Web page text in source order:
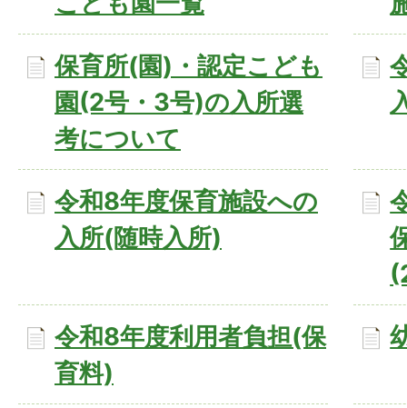
保育所(園)・認定こども
園(2号・3号)の入所選
考について
令和8年度保育施設への
入所(随時入所)
令和8年度利用者負担(保
育料)